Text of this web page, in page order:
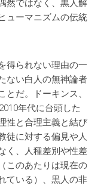
然ではなく、黒人解
ューマニズムの伝統
得られない理由の一
ない白人の無神論者
だ。ドーキンス、
年代に台頭した
性と合理主義と結び
徒に対する偏見や人
く、人種差別や性差
このあたりは現在の
ている）、黒人の非